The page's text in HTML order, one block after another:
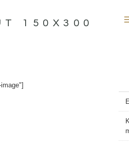
150X300